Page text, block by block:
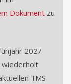
Dokument zu
2027
wiederholt
TMS